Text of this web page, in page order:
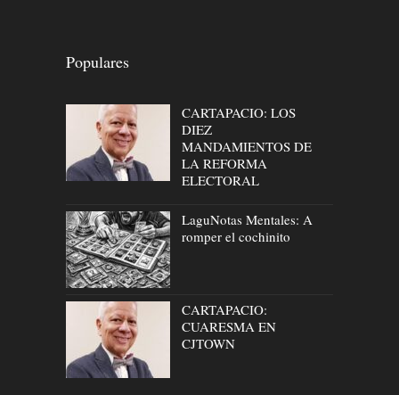
Populares
CARTAPACIO: LOS
DIEZ
MANDAMIENTOS DE
LA REFORMA
ELECTORAL
LaguNotas Mentales: A
romper el cochinito
CARTAPACIO:
CUARESMA EN
CJTOWN